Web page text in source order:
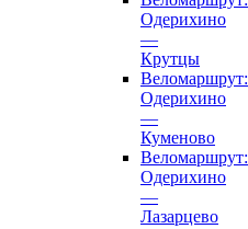
Одерихино
—
Крутцы
Веломаршрут:
Одерихино
—
Куменово
Веломаршрут:
Одерихино
—
Лазарцево